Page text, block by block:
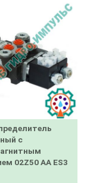
с
02Z50 AA ES3